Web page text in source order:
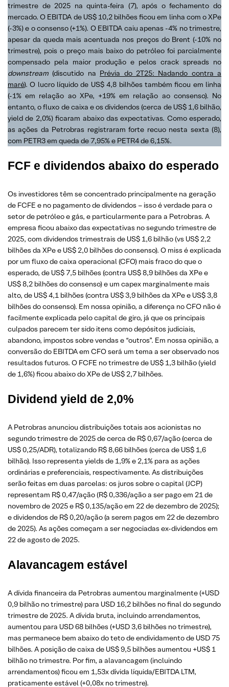
trimestre de 2025 na quinta-feira (7), após o fechamento do
mercado. O EBITDA de US$ 10,2 bilhões ficou em linha com o XPe
(-3%) e o consenso (+1%). O EBITDA caiu apenas -4% no trimestre,
apesar da queda mais acentuada nos preços do Brent (-10% no
trimestre), pois o preço mais baixo do petróleo foi parcialmente
compensado pela maior produção e pelos crack spreads no
downstream (discutido na Prévia do 2T25: Nadando contra a
maré). O lucro líquido de US$ 4,8 bilhões também ficou em linha
(-1% em relação ao XPe, +19% em relação ao consenso). No
entanto, o fluxo de caixa e os dividendos (cerca de US$ 1,6 bilhão,
yield de 2,0%) ficaram abaixo das expectativas. Como esperado,
as ações da Petrobras registraram forte recuo nesta sexta (8),
com PETR3 em queda de 7,95% e PETR4 de 6,15%.
FCF e dividendos abaixo do esperado
Os investidores têm se concentrado principalmente na geração
de FCFE e no pagamento de dividendos – isso é verdade para o
setor de petróleo e gás, e particularmente para a Petrobras. A
empresa ficou abaixo das expectativas no segundo trimestre de
2025, com dividendos trimestrais de US$ 1,6 bilhão (vs US$ 2,2
bilhões da XPe e US$ 2,0 bilhões do consenso). O miss é explicada
por um fluxo de caixa operacional (CFO) mais fraco do que o
esperado, de US$ 7,5 bilhões (contra US$ 8,9 bilhões da XPe e
US$ 8,2 bilhões do consenso) e um capex marginalmente mais
alto, de US$ 4,1 bilhões (contra US$ 3,9 bilhões da XPe e US$ 3,8
bilhões do consenso). Em nossa opinião, a diferença no CFO não é
facilmente explicada pelo capital de giro, já que os principais
culpados parecem ter sido itens como depósitos judiciais,
abandono, impostos sobre vendas e “outros”. Em nossa opinião, a
conversão do EBITDA em CFO será um tema a ser observado nos
resultados futuros. O FCFE no trimestre de US$ 1,3 bilhão (yield
de 1,6%) ficou abaixo do XPe de US$ 2,7 bilhões.
Dividend yield de 2,0%
A Petrobras anunciou distribuições totais aos acionistas no
segundo trimestre de 2025 de cerca de R$ 0,67/ação (cerca de
US$ 0,25/ADR), totalizando R$ 8,66 bilhões (cerca de US$ 1,6
bilhão). Isso representa yields de 1,9% e 2,1% para as ações
ordinárias e preferenciais, respectivamente. As distribuições
serão feitas em duas parcelas: os juros sobre o capital (JCP)
representam R$ 0,47/ação (R$ 0,336/ação a ser pago em 21 de
novembro de 2025 e R$ 0,135/ação em 22 de dezembro de 2025);
e dividendos de R$ 0,20/ação (a serem pagos em 22 de dezembro
de 2025). As ações começam a ser negociadas ex-dividendos em
22 de agosto de 2025.
Alavancagem estável
A dívida financeira da Petrobras aumentou marginalmente (+USD
0,9 bilhão no trimestre) para USD 16,2 bilhões no final do segundo
trimestre de 2025. A dívida bruta, incluindo arrendamentos,
aumentou para USD 68 bilhões (+USD 3,6 bilhões no trimestre),
mas permanece bem abaixo do teto de endividamento de USD 75
bilhões. A posição de caixa de US$ 9,5 bilhões aumentou +US$ 1
bilhão no trimestre. Por fim, a alavancagem (incluindo
arrendamentos) ficou em 1,53x dívida líquida/EBITDA LTM,
praticamente estável (+0,08x no trimestre).